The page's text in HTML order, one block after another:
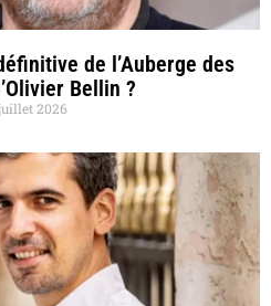
de l’Auberge des
Bellin ?
2026